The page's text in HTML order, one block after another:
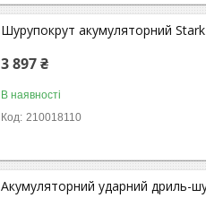
Шурупокрут акумуляторний
3 897 ₴
В наявності
210018110
Акумуляторний ударний дриль-